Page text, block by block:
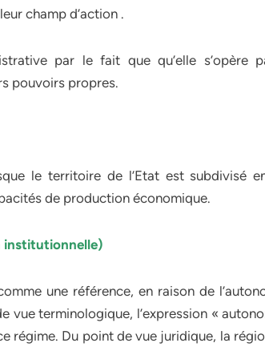
champ d’action .
par le fait que qu’elle s’opère
pouvoirs propres.
le territoire de l’Etat est subdivisé
de production économique.
institutionnelle)
une référence, en raison de
vue terminologique, l’expression «
régime. Du point de vue juridique, la